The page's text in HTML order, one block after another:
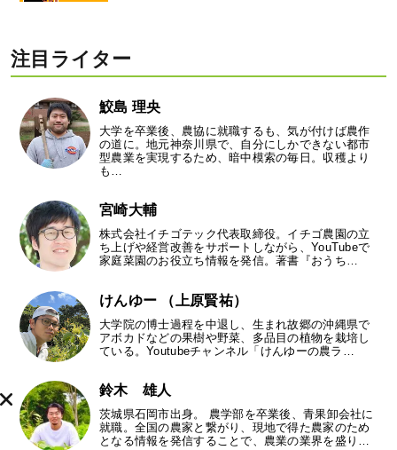
注目ライター
鮫島 理央
大学を卒業後、農協に就職するも、気が付けば農作
の道に。地元神奈川県で、自分にしかできない都市
型農業を実現するため、暗中模索の毎日。収穫より
も…
宮崎大輔
株式会社イチゴテック代表取締役。イチゴ農園の立
ち上げや経営改善をサポートしながら、YouTubeで
家庭菜園のお役立ち情報を発信。著書『おうち…
けんゆー （上原賢祐）
大学院の博士過程を中退し、生まれ故郷の沖縄県で
アボカドなどの果樹や野菜、多品目の植物を栽培し
ている。Youtubeチャンネル「けんゆーの農ラ…
鈴木 雄人
茨城県石岡市出身。 農学部を卒業後、青果卸会社に
就職。全国の農家と繋がり、現地で得た農家のため
となる情報を発信することで、農業の業界を盛り…